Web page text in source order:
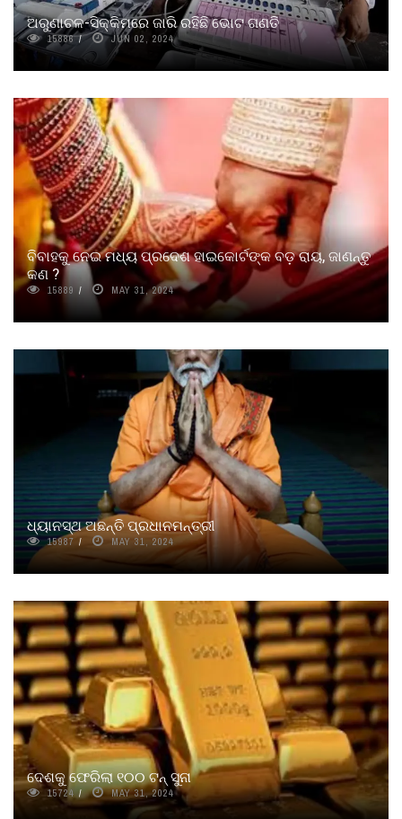
ଅରୁଣାଚଳ-ସିକ୍କିମରେ ଜାରି ରହିଛି ଭୋଟ ଗଣତି
15886 JUN 02, 2024
ବିବାହକୁ ନେଇ ମଧ୍ୟ ପ୍ରଦେଶ ହାଇକୋର୍ଟଙ୍କ ବଡ଼ ରାୟ, ଜାଣନ୍ତୁ
କଣ ?
15889 MAY 31, 2024
ଧ୍ୟାନସ୍ଥ ଅଛନ୍ତି ପ୍ରଧାନମନ୍ତ୍ରୀ
15987 MAY 31, 2024
ଦେଶକୁ ଫେରିଲା ୧୦୦ ଟନ୍‌ ସୁନା
15724 MAY 31, 2024